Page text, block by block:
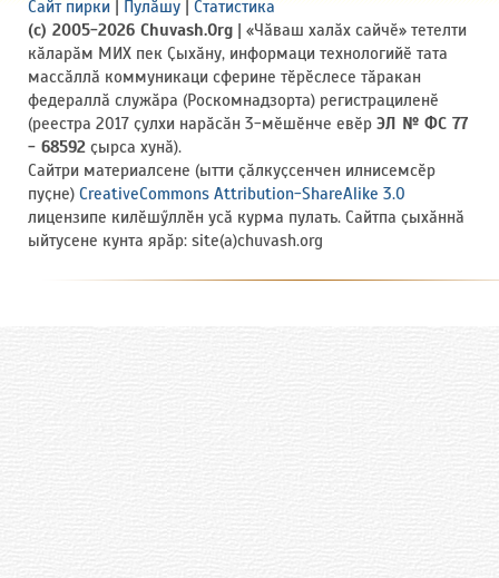
Сайт пирки | Пулӑшу | Статистика
(c) 2005-2026 Chuvash.Org | «Чӑваш халӑх сайчӗ» тетелти
кӑларӑм МИХ пек Ҫыхӑну, информаци технологийӗ тата
массӑллӑ коммуникаци сферине тӗрӗслесе тӑракан
федераллӑ служӑра (Роскомнадзорта) регистрациленӗ
(реестра 2017 ҫулхи нарӑсӑн 3-мӗшӗнче евӗр ЭЛ № ФС 77
- 68592 ҫырса хунӑ).
Сайтри материалсене (ытти ҫӑлкуҫсенчен илнисемсӗр
пуҫне) CreativeCommons Attribution-ShareAlike 3.0
лицензипе килӗшӳллӗн усӑ курма пулать. Сайтпа ҫыхӑннӑ
ыйтусене кунта ярӑр: site(a)chuvash.org